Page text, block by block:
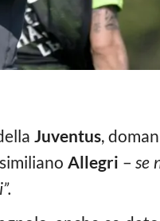
Juventus,
Allegri – se